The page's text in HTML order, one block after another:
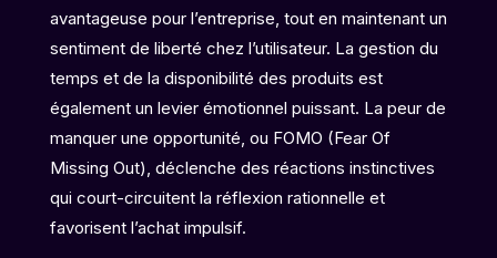
avantageuse pour l’entreprise, tout en maintenant un
sentiment de liberté chez l’utilisateur. La gestion du
temps et de la disponibilité des produits est
également un levier émotionnel puissant. La peur de
manquer une opportunité, ou FOMO (Fear Of
Missing Out), déclenche des réactions instinctives
qui court-circuitent la réflexion rationnelle et
favorisent l’achat impulsif.